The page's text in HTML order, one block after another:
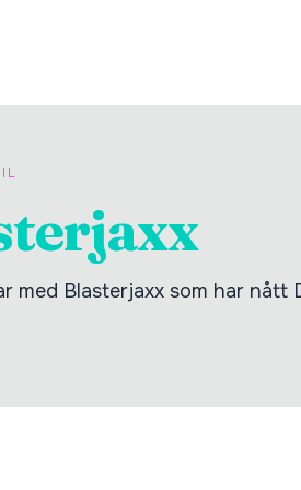
med Blasterjaxx som har nått